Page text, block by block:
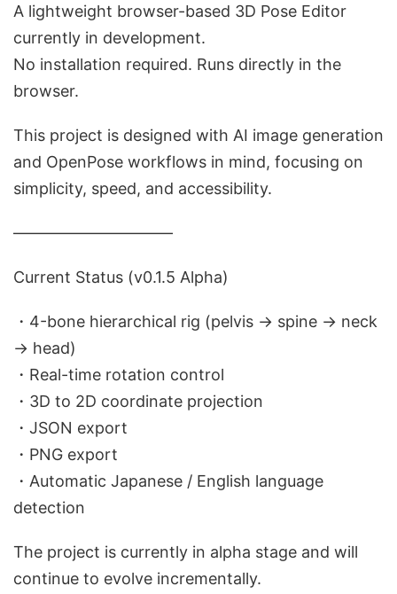
A lightweight browser-based 3D Pose Editor
currently in development.
No installation required. Runs directly in the
browser.
This project is designed with AI image generation
and OpenPose workflows in mind, focusing on
simplicity, speed, and accessibility.
――――――――――
Current Status (v0.1.5 Alpha)
・4-bone hierarchical rig (pelvis → spine → neck
→ head)
・Real-time rotation control
・3D to 2D coordinate projection
・JSON export
・PNG export
・Automatic Japanese / English language
detection
The project is currently in alpha stage and will
continue to evolve incrementally.